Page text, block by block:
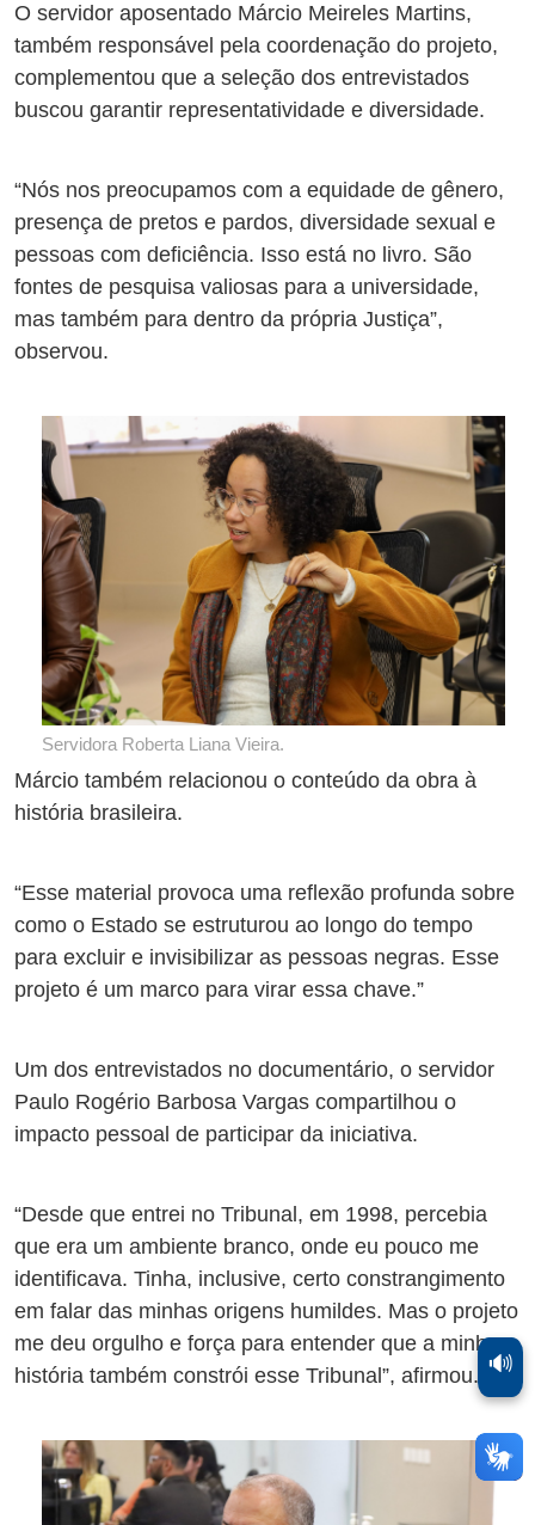
O servidor aposentado Márcio Meireles Martins,
também responsável pela coordenação do projeto,
complementou que a seleção dos entrevistados
buscou garantir representatividade e diversidade.
“Nós nos preocupamos com a equidade de gênero,
presença de pretos e pardos, diversidade sexual e
pessoas com deficiência. Isso está no livro. São
fontes de pesquisa valiosas para a universidade,
mas também para dentro da própria Justiça”,
observou.
Servidora Roberta Liana Vieira.
Márcio também relacionou o conteúdo da obra à
história brasileira.
“Esse material provoca uma reflexão profunda sobre
como o Estado se estruturou ao longo do tempo
para excluir e invisibilizar as pessoas negras. Esse
projeto é um marco para virar essa chave.”
Um dos entrevistados no documentário, o servidor
Paulo Rogério Barbosa Vargas compartilhou o
impacto pessoal de participar da iniciativa.
“Desde que entrei no Tribunal, em 1998, percebia
que era um ambiente branco, onde eu pouco me
identificava. Tinha, inclusive, certo constrangimento
em falar das minhas origens humildes. Mas o projeto
me deu orgulho e força para entender que a minha
história também constrói esse Tribunal”, afirmou. 🔊